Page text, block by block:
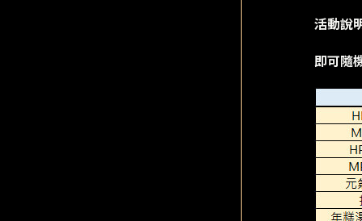
活動說
即可隨